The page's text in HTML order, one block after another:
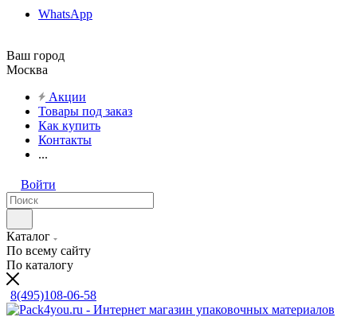
WhatsApp
Ваш город
Москва
Акции
Товары под заказ
Как купить
Контакты
...
Войти
Каталог
По всему сайту
По каталогу
8(495)108-06-58